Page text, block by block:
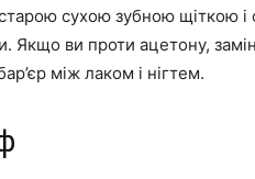
сухою зубною щіткою
Якщо ви проти ацетону,
між лаком і нігтем.